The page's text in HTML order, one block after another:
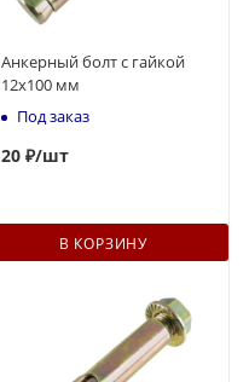
Анкерный болт с гайкой
12x100 мм
Под заказ
20 ₽/шт
В КОРЗИНУ